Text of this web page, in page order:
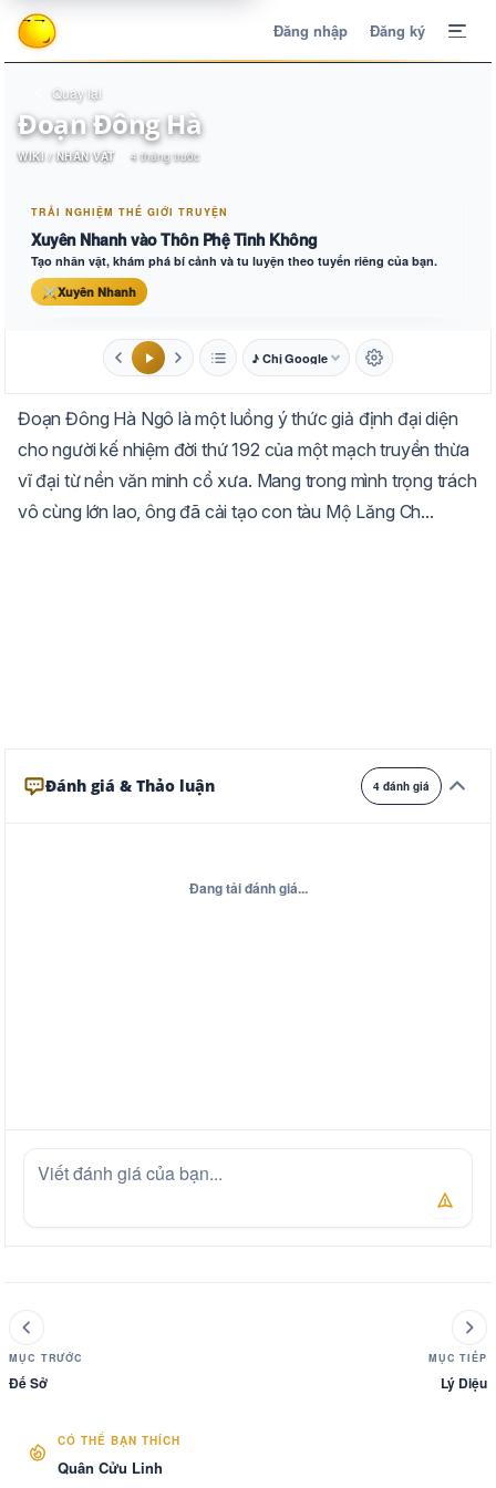
Đăng nhập Đăng ký
Quay lại
Đoạn Đông Hà
WIKI / NHÂN VẬT 4 tháng trước
TRẢI NGHIỆM THẾ GIỚI TRUYỆN
Xuyên Nhanh vào Thôn Phệ Tinh Không
Tạo nhân vật, khám phá bí cảnh và tu luyện theo tuyến riêng của bạn.
⚔Xuyên Nhanh
♪ Chị Google
Trắng Ngà Vàng
Đoạn Đông Hà Ngô là một luồng ý thức giả định đại diện
cho người kế nhiệm đời thứ 192 của một mạch truyền thừa
vĩ đại từ nền văn minh cổ xưa. Mang trong mình trọng trách
vô cùng lớn lao, ông đã cải tạo con tàu Mộ Lăng Ch...
Đánh giá & Thảo luận 4 đánh giá
Đang tải đánh giá...
MỤC TRƯỚC
Đế Sở
MỤC TIẾP
Lý Diệu
CÓ THỂ BẠN THÍCH
Quân Cửu Linh